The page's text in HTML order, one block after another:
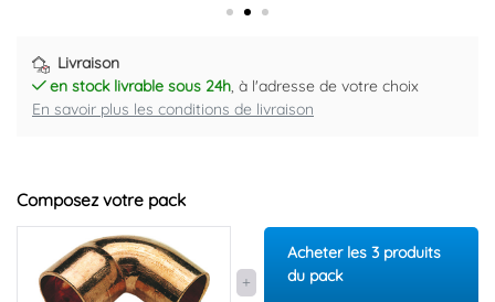
Livraison
en stock livrable sous 24h, à l'adresse de votre choix
En savoir plus les conditions de livraison
Composez votre pack
Acheter les 3 produits
du pack